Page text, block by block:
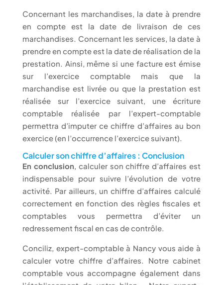
Concernant les marchandises, la date à prendre
en compte est la date de livraison de ces
marchandises. Concernant les services, la date à
prendre en compte est la date de réalisation de la
prestation. Ainsi, même si une facture est émise
sur l’exercice comptable mais que la
marchandise est livrée ou que la prestation est
réalisée sur l’exercice suivant, une écriture
comptable réalisée par l’expert-comptable
permettra d’imputer ce chiffre d’affaires au bon
exercice (en l’occurrence l’exercice suivant).
Calculer son chiffre d’affaires : Conclusion
En conclusion , calculer son chiffre d’affaires est
indispensable pour suivre l’évolution de votre
activité. Par ailleurs, un chiffre d’affaires calculé
correctement en fonction des règles fiscales et
comptables vous permettra d’éviter un
redressement fiscal en cas de contrôle.
Conciliz, expert-comptable à Nancy vous aide à
calculer votre chiffre d’affaires. Notre cabinet
comptable vous accompagne également dans